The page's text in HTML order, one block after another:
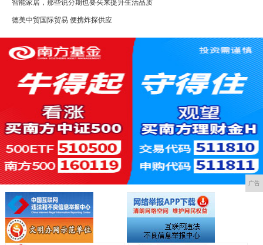
智能家居，那些说分期也要买来提升生活品质
德美中贸国际贸易 便携炸探供应
广告